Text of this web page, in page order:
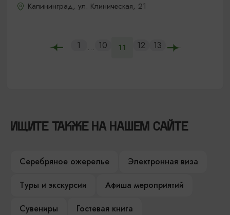
Калининград, ул. Клиническая, 21
1 ... 10 11 12 13
ИЩИТЕ ТАКЖЕ НА НАШЕМ САЙТЕ
Серебряное ожерелье
Электронная виза
Туры и экскурсии
Афиша мероприятий
Сувениры
Гостевая книга